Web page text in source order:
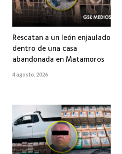
Rescatan a un león enjaulado
dentro de una casa
abandonada en Matamoros
4 agosto, 2026